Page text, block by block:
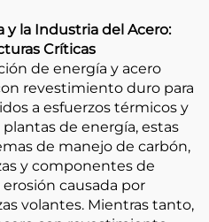
y la Industria del Acero:
Críticas
de energía y acero
revestimiento duro para
a esfuerzos térmicos y
de energía, estas
de manejo de carbón,
y componentes de
causada por
volantes. Mientras tanto,